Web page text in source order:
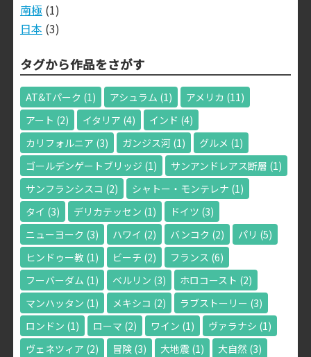
南極 (1)
日本 (3)
タグから作品をさがす
AT&Tパーク (1) アシュラム (1) アメリカ (11)
アート (2) イタリア (4) インド (4)
カリフォルニア (3) ガンジス河(1) グルメ (1)
ゴールデンゲートブリッジ (1) サンアンドレアス断層 (1)
サンフランシスコ (2) シャトー・モンテレナ (1)
タイ (3) デリカテッセン (1) ドイツ (3)
ニューヨーク (3) ハワイ (2) バンコク (2) パリ (5)
ヒンドゥー教 (1) ビーチ (2) フランス (6)
フーバーダム (1) ベルリン (3) ホロコースト (2)
マンハッタン (1) メキシコ (2) ラブストーリー (3)
ロンドン (1) ローマ (2) ワイン (1) ヴァラナシ (1)
ヴェネツィア (2) 冒険(3) 大地震(1) 大自然 (3)